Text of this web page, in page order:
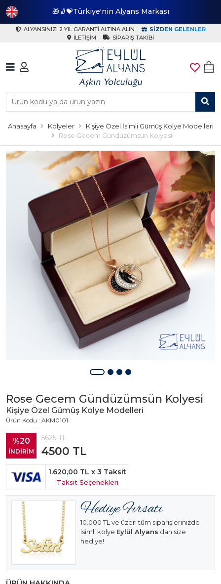
🎁🧦💝Türkiye'nin Alyans Markası
ALYANSINIZI 2 YIL GARANTI ALTINA ALIN
SIZDEN GELENLER
İLETIŞIM
SIPARIŞ TAKIBI
Anasayfa Kolyeler
Kişiye Özel İsimli Gümüş Kolye Modelleri
Rose Gecem Gündüzümsün Kolyesi
Rose Gecem Gündüzümsün Kolyesi
Kişiye Özel Gümüş Kolye Modelleri
Ürün Kodu : AKM0101
%20
İNDİRİM
5625TL
4500 TL
1.620,00 TL x 3 Taksit
Taksit Seçenekleri
10.000 TL ve üzeri tüm siparişlerinizde
isimli kolye Eylül Alyans'dan size
hediye!